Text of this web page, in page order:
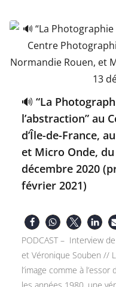
🔊 “La
l’abstraction” au
d’Île-de-France,
et Micro Onde,
décembre 2020
février 2021)
PODCAST – Interview
et Véronique Souben //
l’image comme à